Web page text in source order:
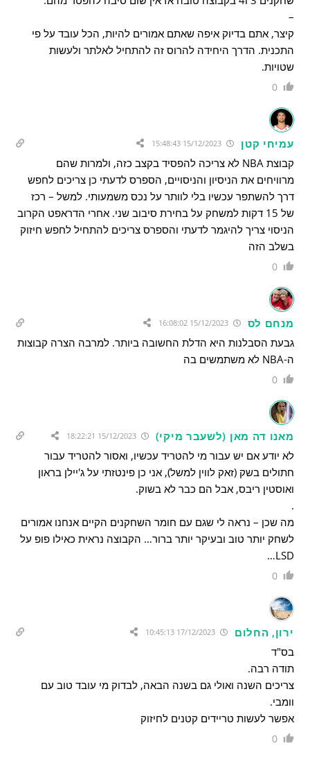
–
קיצר, אתם בדיוק איפה שאתם אמורים להיות, הכל עובד על פי
התכנית. הדרך היחידה להרוס זה להתחיל לאלתר ולעשות
שטויות.
0
עמיחי קטן
קבוצת NBA לא צריכה להפסיד בקצב כזה, ולמרות שהם
מרוויחים את הניסיון והניסויים, הספרס לדעתי כן צריכים לחפש
דרך להשתפר עכשיו בלי לוותר על נכס משמעותי. למשל – רכז
של 15 דקות למשחק על בחירת סיבוב שני. אחרי הדראפט הקרוב
הניסוי צריך להיגמר לדעתי והספרס צריכים להתחיל לחפש חיזוק
בשלב הזה
0
מנחם לס 15/12/2023 16:08:02
גבעת הסבלנות היא הדלת החשובה ביותר. למרבה הצרה קבוצות
ה-NBA לא משתמשים בה
0
מאנו דה מאן (לשעבר מיקי) 15/12/2023 18:22:21
לא יודע אם יש עבור מי להטריד עכשיו, ואסור להטריד עבור
חתולים בשק (זאק לווין למשל), אני כן פינטזתי על ג'יילן בראון
ואוסטין ריבס, אבל הם כבר לא בשוק.
.
מה שכן – נראה לי שגם עם חומר השחקנים הקיים אנחנו אמורים
לשחק יותר טוב ובעיקר יותר ברור… הקבוצה נראית כאילו פופ על
LSD…
0
ירון, החלום 17/12/2023 10:45:13
בס"ד
תודה רבה.
צריכים השנה ואולי גם בשנה הבאה, לבדוק מי עובד טוב עם
וומבי.
אפשר לעשות טריידים קטנים לחיזוק
0